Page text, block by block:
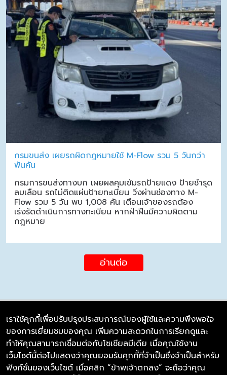
กรมขนส่ง เผยรถผิดกฎหมายใช้ M-Flow รวม 5 วันกว่า
พันคัน
กรมการขนส่งทางบก เผยผลคุมเข้มรถป้ายแดง ป้ายชำรุด
ลบเลือน รถไม่ติดแผ่นป้ายทะเบียน วิ่งผ่านช่องทาง M-
Flow รวม 5 วัน พบ 1,008 คัน เตือนเจ้าของรถต้อง
เร่งรัดดำเนินการทางทะเบียน หากฝ่าฝืนมีความผิดตาม
กฎหมาย
อ่านต่อ
บริษัท ซิมลิงค์ จำกัด
98/226 Bangrakyai-Baanmai Road,
Bangyai, Nonthaburi 11140
เราใช้คุกกี้เพื่อปรับปรุงประสบการณ์ของผู้ใช้และความพึงพอใจ
ของการเยี่ยมชมของคุณ เพิ่มความสะดวกในการเรียกดูและ
ทำให้คุณสามารถเชื่อมต่อกับโซเชียลมีเดีย เมื่อคุณใช้งาน
เว็บไซต์นี้ต่อไปแสดงว่าคุณยอมรับคุกกี้ที่จำเป็นซึ่งจำเป็นสำหรับ
ฟังก์ชั่นของเว็บไซต์ เมื่อคลิก “ข้าพเจ้าตกลง” จะถือว่าคุณ